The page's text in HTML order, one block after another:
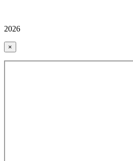
2026
×